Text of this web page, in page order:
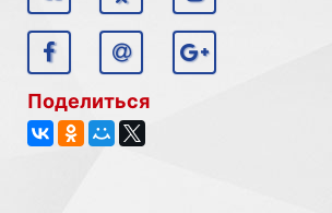
Поделиться